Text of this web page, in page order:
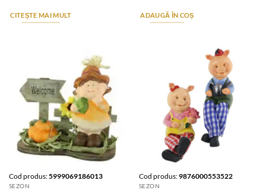
CITEȘTE MAI MULT ADAUGĂ ÎN COȘ
Cod produs:5999069186013
SEZON
Cod produs:9876000553522
SEZON